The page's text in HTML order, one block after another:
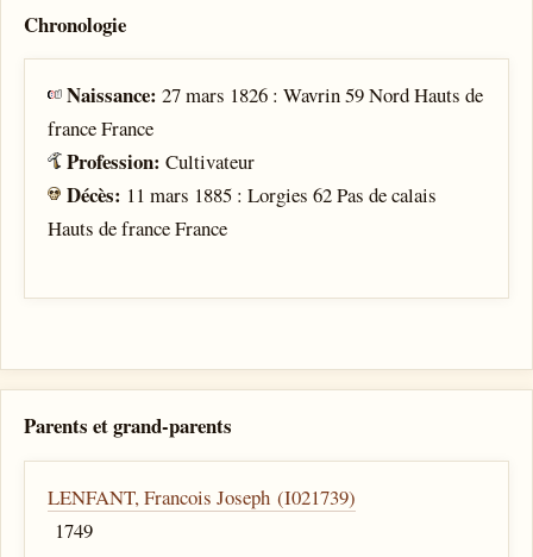
Chronologie
Naissance:27 mars 1826 : Wavrin 59 Nord Hauts de
france France
Profession:Cultivateur
Décès: 11 mars 1885 : Lorgies 62 Pas de calais
Hauts de france France
Parents et grand-parents
LENFANT, Francois Joseph (I021739)
1749